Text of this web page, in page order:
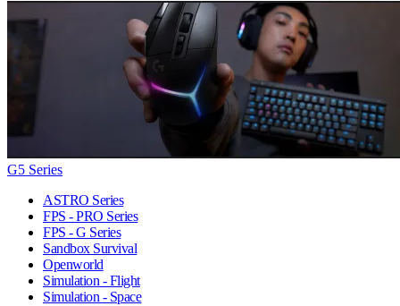
G5 Series
ASTRO Series
FPS - PRO Series
FPS - G Series
Sandbox Survival
Openworld
Simulation - Flight
Simulation - Space